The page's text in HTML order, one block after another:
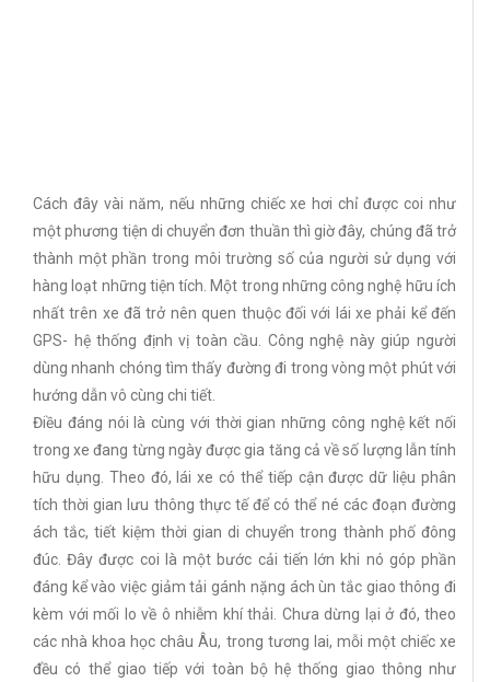
Cách đây vài năm, nếu những chiếc xe hơi chỉ được coi như
một phương tiện di chuyển đơn thuần thì giờ đây, chúng đã trở
thành một phần trong môi trường số của người sử dụng với
hàng loạt những tiện tích. Một trong những công nghệ hữu ích
nhất trên xe đã trở nên quen thuộc đối với lái xe phải kể đến
GPS- hệ thống định vị toàn cầu. Công nghệ này giúp người
dùng nhanh chóng tìm thấy đường đi trong vòng một phút với
hướng dẫn vô cùng chi tiết.
Điều đáng nói là cùng với thời gian những công nghệ kết nối
trong xe đang từng ngày được gia tăng cả về số lượng lẫn tính
hữu dụng. Theo đó, lái xe có thể tiếp cận được dữ liệu phân
tích thời gian lưu thông thực tế để có thể né các đoạn đường
ách tắc, tiết kiệm thời gian di chuyển trong thành phố đông
đúc. Đây được coi là một bước cải tiến lớn khi nó góp phần
đáng kể vào việc giảm tải gánh nặng ách ùn tắc giao thông đi
kèm với mối lo về ô nhiễm khí thải. Chưa dừng lại ở đó, theo
các nhà khoa học châu Âu, trong tương lai, mỗi một chiếc xe
đều có thể giao tiếp với toàn bộ hệ thống giao thông như